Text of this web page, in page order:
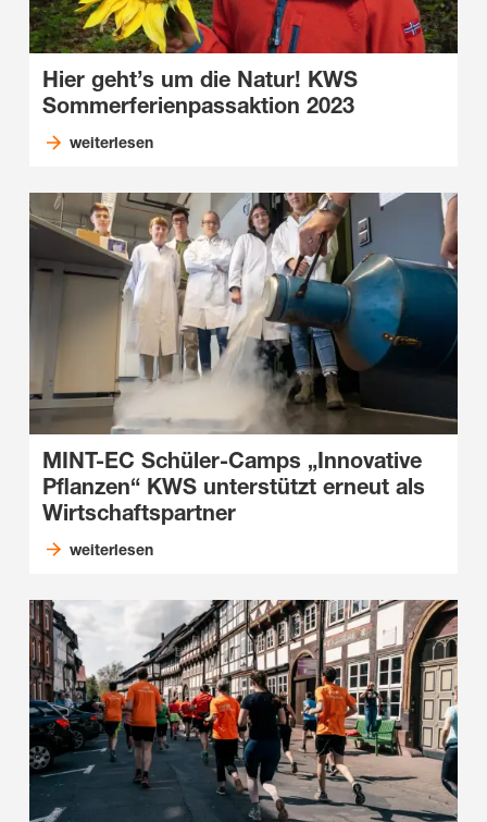
Hier geht’s um die Natur! KWS
Sommerferienpassaktion 2023
weiterlesen
MINT-EC Schüler-Camps „Innovative
Pflanzen“ KWS unterstützt erneut als
Wirtschaftspartner
weiterlesen